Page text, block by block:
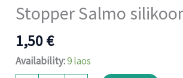
Stopper Salmo
1,50€
Availability:9 laos